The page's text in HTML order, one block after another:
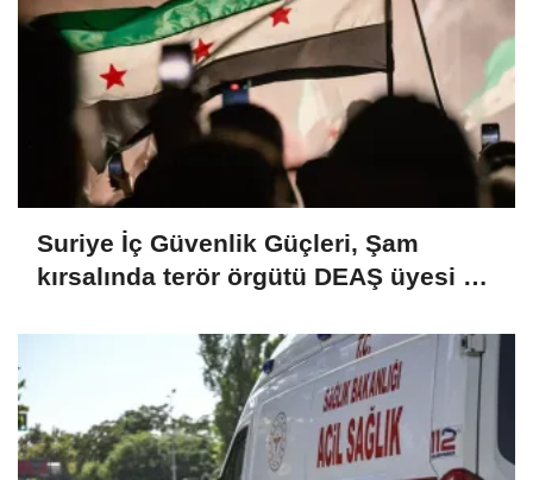
Suriye İç Güvenlik Güçleri, Şam
kırsalında terör örgütü DEAŞ üyesi 2